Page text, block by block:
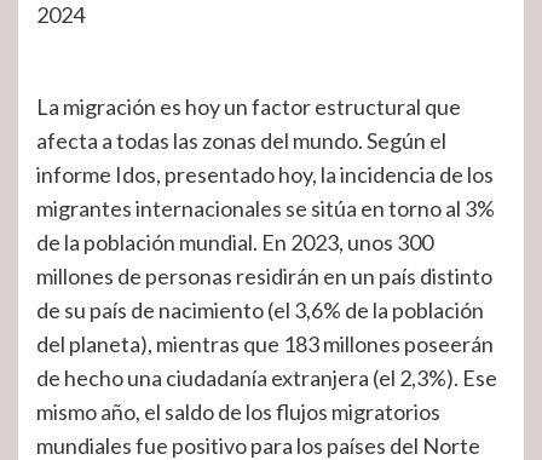
2024
La migración es hoy un factor estructural que
afecta a todas las zonas del mundo. Según el
informe Idos, presentado hoy, la incidencia de los
migrantes internacionales se sitúa en torno al 3%
de la población mundial. En 2023, unos 300
millones de personas residirán en un país distinto
de su país de nacimiento (el 3,6% de la población
del planeta), mientras que 183 millones poseerán
de hecho una ciudadanía extranjera (el 2,3%). Ese
mismo año, el saldo de los flujos migratorios
mundiales fue positivo para los países del Norte